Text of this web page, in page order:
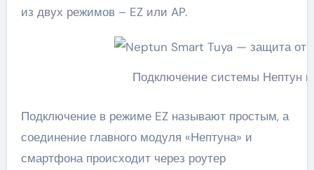
из двух режимов – EZ или AP.
Подключение системы Нептун
Подключение в режиме EZ называют простым, а
соединение главного модуля «Нептуна» и
смартфона происходит через роутер